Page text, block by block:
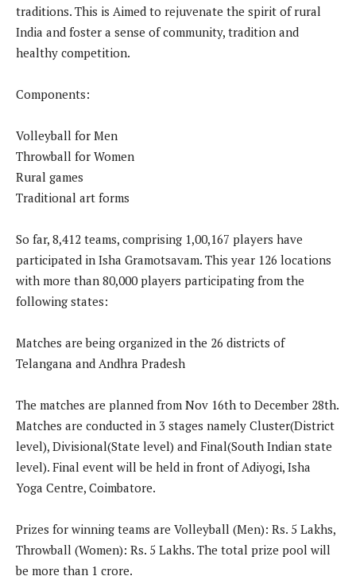
traditions. This is Aimed to rejuvenate the spirit of rural
India and foster a sense of community, tradition and
healthy competition.
Components:
Volleyball for Men
Throwball for Women
Rural games
Traditional art forms
So far, 8,412 teams, comprising 1,00,167 players have
participated in Isha Gramotsavam. This year 126 locations
with more than 80,000 players participating from the
following states:
Matches are being organized in the 26 districts of
Telangana and Andhra Pradesh
The matches are planned from Nov 16th to December 28th.
Matches are conducted in 3 stages namely Cluster(District
level), Divisional(State level) and Final(South Indian state
level). Final event will be held in front of Adiyogi, Isha
Yoga Centre, Coimbatore.
Prizes for winning teams are Volleyball (Men): Rs. 5 Lakhs,
Throwball (Women): Rs. 5 Lakhs. The total prize pool will
be more than 1 crore.